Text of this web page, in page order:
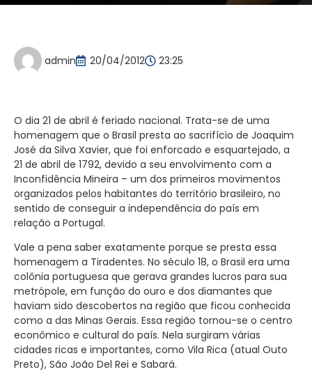
admin 20/04/2012 23:25
O dia 21 de abril é feriado nacional. Trata-se de uma
homenagem que o Brasil presta ao sacrifício de Joaquim
José da Silva Xavier, que foi enforcado e esquartejado, a
21 de abril de 1792, devido a seu envolvimento com a
Inconfidência Mineira – um dos primeiros movimentos
organizados pelos habitantes do território brasileiro, no
sentido de conseguir a independência do país em
relação a Portugal.
Vale a pena saber exatamente porque se presta essa
homenagem a Tiradentes. No século 18, o Brasil era uma
colônia portuguesa que gerava grandes lucros para sua
metrópole, em função do ouro e dos diamantes que
haviam sido descobertos na região que ficou conhecida
como a das Minas Gerais. Essa região tornou-se o centro
econômico e cultural do país. Nela surgiram várias
cidades ricas e importantes, como Vila Rica (atual Outo
Preto), São João Del Rei e Sabará.